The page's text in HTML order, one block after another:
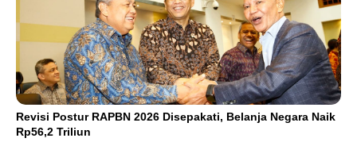
Revisi Postur RAPBN 2026 Disepakati, Belanja Negara Naik
Rp56,2 Triliun